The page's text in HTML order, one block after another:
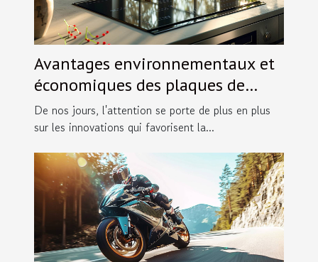
Avantages environnementaux et
économiques des plaques de
cuisson aspirantes modernes
De nos jours, l'attention se porte de plus en plus
sur les innovations qui favorisent la...